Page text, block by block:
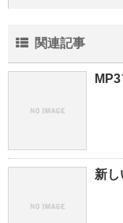
関連記事
新